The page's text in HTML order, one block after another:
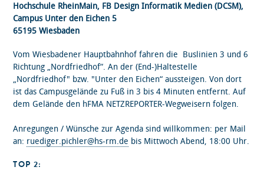
Hochschule RheinMain, FB Design Informatik Medien (DCSM),
Campus Unter den Eichen 5
65195 Wiesbaden
Vom Wiesbadener Hauptbahnhof fahren die Buslinien 3 und 6
Richtung „Nordfriedhof“. An der (End-)Haltestelle
„Nordfriedhof" bzw. "Unter den Eichen“ aussteigen. Von dort
ist das Campusgelände zu Fuß in 3 bis 4 Minuten entfernt. Auf
dem Gelände den hFMA NETZREPORTER-Wegweisern folgen.
Anregungen / Wünsche zur Agenda sind willkommen: per Mail
an: ruediger.pichler@hs-rm.de bis Mittwoch Abend, 18:00 Uhr.
TOP 2: